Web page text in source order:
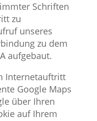
Schriften
zu
unseres
zu dem
aufgebaut.
Internetauftritt
Google Maps
über Ihren
auf Ihrem